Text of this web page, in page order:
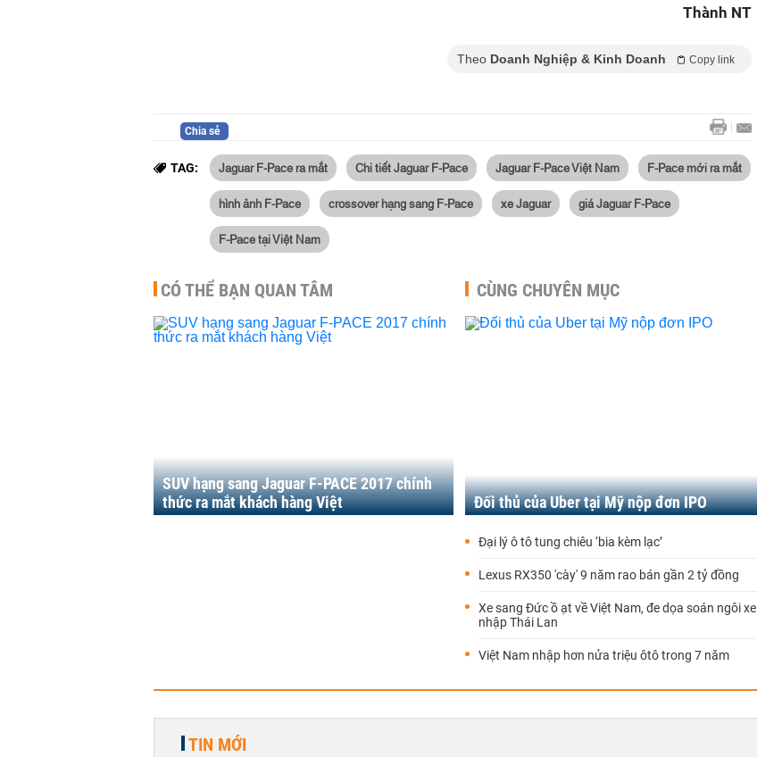
Thành NT
Theo Doanh Nghiệp & Kinh Doanh Copy link
Chia sẻ
TAG: Jaguar F-Pace ra mắt Chi tiết Jaguar F-Pace Jaguar F-Pace Việt Nam F-Pace mới ra mắt
hình ảnh F-Pace crossover hạng sang F-Pace xe Jaguar giá Jaguar F-Pace
F-Pace tại Việt Nam
CÓ THỂ BẠN QUAN TÂM
SUV hạng sang Jaguar F-PACE 2017 chính
thức ra mắt khách hàng Việt
CÙNG CHUYÊN MỤC
Đối thủ của Uber tại Mỹ nộp đơn IPO
Đại lý ô tô tung chiêu ‘bia kèm lạc’
Lexus RX350 'cày' 9 năm rao bán gần 2 tỷ đồng
Xe sang Đức ồ ạt về Việt Nam, đe dọa soán ngôi xe
nhập Thái Lan
Việt Nam nhập hơn nửa triệu ôtô trong 7 năm
TIN MỚI